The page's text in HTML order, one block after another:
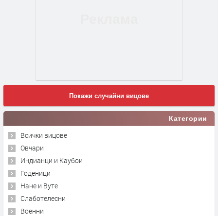
Покажи случайни вицове
Категории
Всички вицове
Овчари
Индианци и Каубои
Годеници
Нане и Вуте
Слаботелесни
Военни